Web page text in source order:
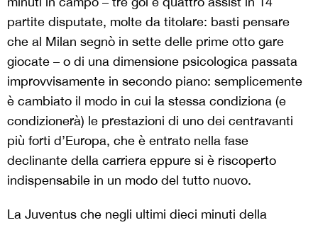
partite disputate, molte da titolare: basti pensare
che al Milan segnò in sette delle prime otto gare
giocate – o di una dimensione psicologica passata
improvvisamente in secondo piano: semplicemente
è cambiato il modo in cui la stessa condiziona (e
condizionerà) le prestazioni di uno dei centravanti
più forti d’Europa, che è entrato nella fase
declinante della carriera eppure si è riscoperto
indispensabile in un modo del tutto nuovo.
La Juventus che negli ultimi dieci minuti della